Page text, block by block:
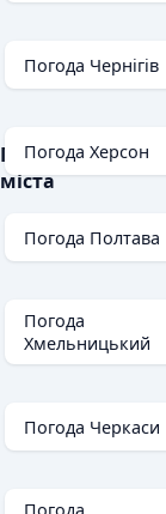
Популярні
міста
Погода Чернігів
Погода Херсон
Погода Полтава
Погода
Хмельницький
Погода Черкаси